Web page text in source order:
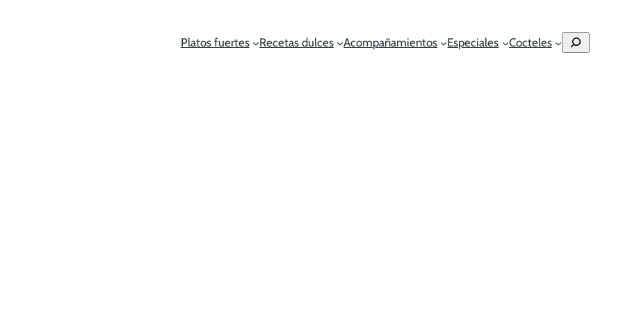
Platos fuertes Recetas dulces Acompañamientos Especiales Cocteles Buscar